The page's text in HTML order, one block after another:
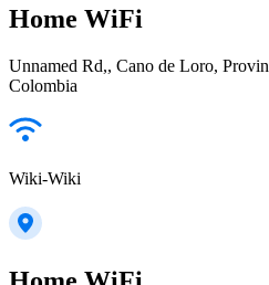
Home WiFi
Unnamed Rd,, Cano de Loro,
Colombia
Wiki-Wiki